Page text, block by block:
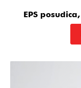
EPS